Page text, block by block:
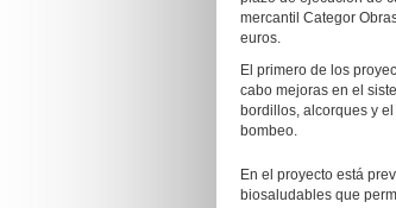
mercantil Categor
euros.
El primero de los
cabo mejoras en el
bordillos, alcorques y
bombeo.
En el proyecto está
biosaludables que